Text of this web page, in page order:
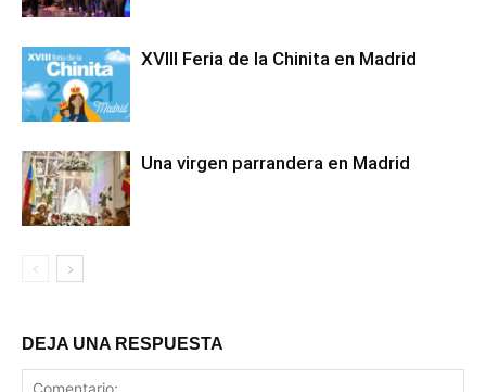
XVIII Feria de la Chinita en Madrid
Una virgen parrandera en Madrid
DEJA UNA RESPUESTA